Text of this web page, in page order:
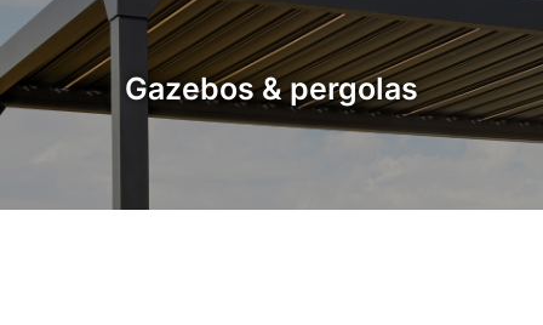
Gazebos & pergolas